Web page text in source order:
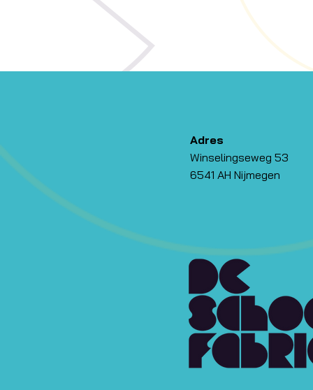
Adres
Winselingseweg 53
6541 AH Nijmegen